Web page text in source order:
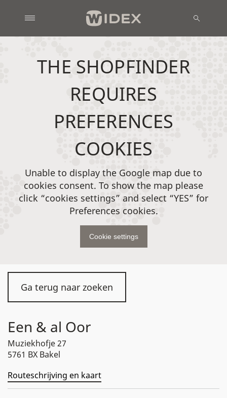
Ga terug naar zoeken
Een & al Oor
Muziekhofje 27
5761 BX Bakel
Routeschrijving en kaart
THE SHOPFINDER
REQUIRES
PREFERENCES
COOKIES
Unable to display the Google map due to
cookies consent. To show the map please
click “cookies settings” and select “YES” for
Preferences cookies.
Cookie settings